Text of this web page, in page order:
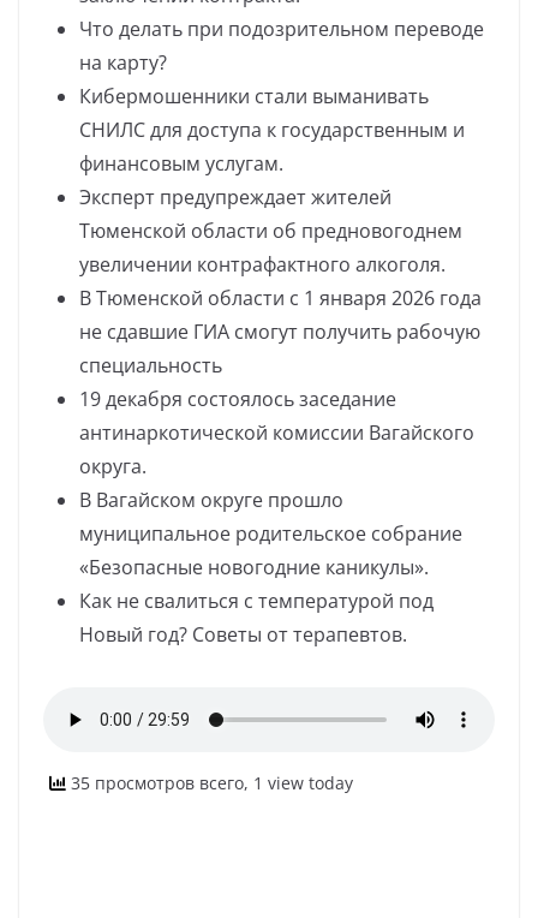
Что делать при подозрительном переводе
на карту?
Кибермошенники стали выманивать
СНИЛС для доступа к государственным и
финансовым услугам.
Эксперт предупреждает жителей
Тюменской области об предновогоднем
увеличении контрафактного алкоголя.
В Тюменской области с 1 января 2026 года
не сдавшие ГИА смогут получить рабочую
специальность
19 декабря состоялось заседание
антинаркотической комиссии Вагайского
округа.
В Вагайском округе прошло
муниципальное родительское собрание
«Безопасные новогодние каникулы».
Как не свалиться с температурой под
Новый год? Советы от терапевтов.
35 просмотров всего, 1 view today